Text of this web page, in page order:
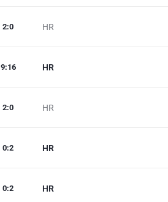
HR
2:0
HR
9:16
HR
2:0
HR
0:2
HR
0:2